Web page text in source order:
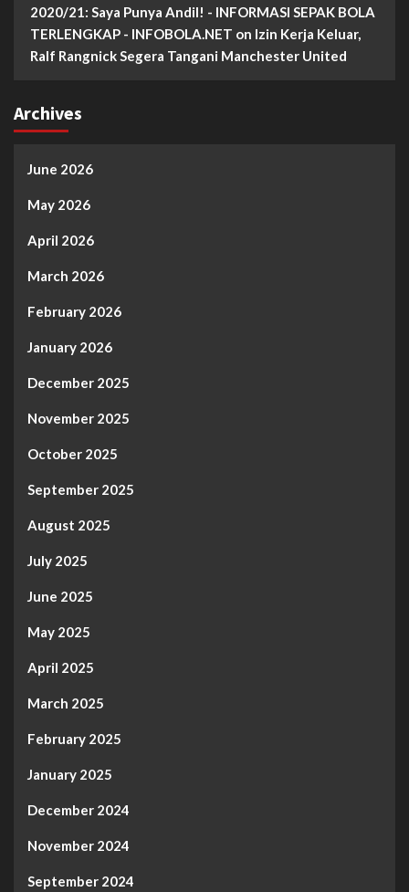
2020/21: Saya Punya Andil! - INFORMASI SEPAK BOLA
TERLENGKAP - INFOBOLA.NET on Izin Kerja Keluar,
Ralf Rangnick Segera Tangani Manchester United
Archives
June 2026
May 2026
April 2026
March 2026
February 2026
January 2026
December 2025
November 2025
October 2025
September 2025
August 2025
July 2025
June 2025
May 2025
April 2025
March 2025
February 2025
January 2025
December 2024
November 2024
September 2024